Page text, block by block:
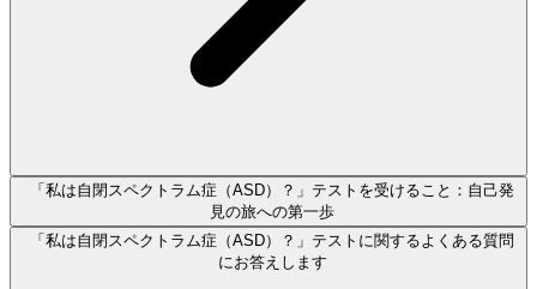
「私は自閉スペクトラム症（ASD）？」テストを受けること：自己発
見の旅への第一歩
「私は自閉スペクトラム症（ASD）？」テストに関するよくある質問
にお答えします